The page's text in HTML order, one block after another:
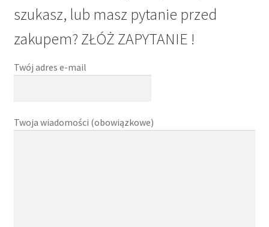
szukasz, lub masz pytanie przed
zakupem? ZŁÓŻ ZAPYTANIE !
Twój adres e-mail
Twoja wiadomości (obowiązkowe)